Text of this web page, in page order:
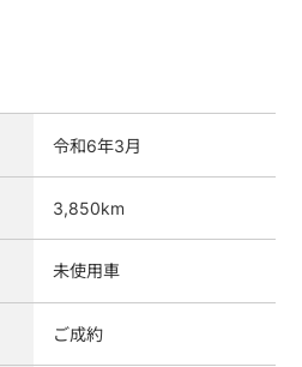
令和6年3月
3,850km
未使用車
ご成約